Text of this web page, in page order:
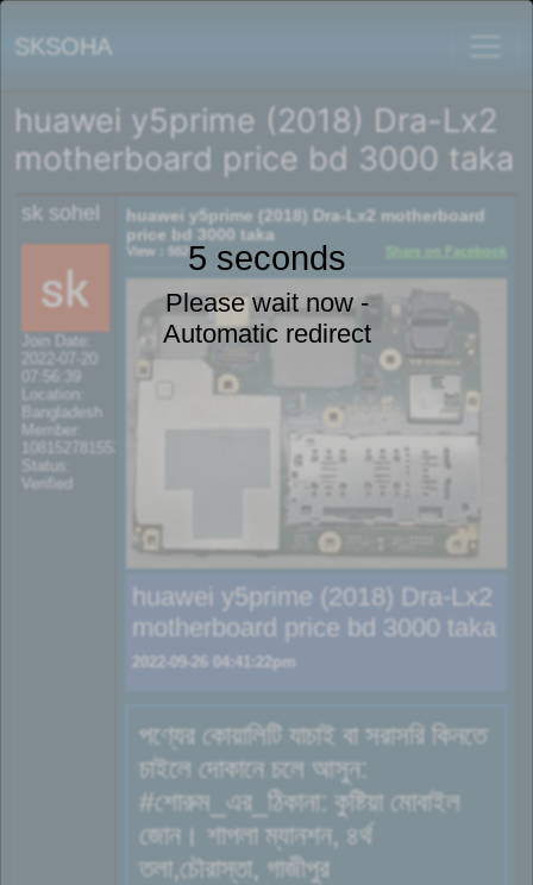
SKSOHA
huawei y5prime (2018) Dra-Lx2
motherboard price bd 3000 taka
5 seconds
Please wait now -
Automatic redirect
sk sohel
Join Date:
2022-07-20
07:56:39
Location:
Bangladesh
Member:
108152781553702003801
Status:
Verified
huawei y5prime (2018) Dra-Lx2 motherboard
price bd 3000 taka
View : 982 Share on Facebook
huawei y5prime (2018) Dra-Lx2
motherboard price bd 3000 taka
2022-09-26 04:41:22pm
পণ্যের কোয়ালিটি যাচাই বা সরাসরি কিনতে
চাইলে দোকানে চলে আসুন:
#শোরুম_এর_ঠিকানা: কুষ্টিয়া মোবাইল
জোন। শাপলা ম্যানশন, ৪র্থ
তলা,চৌরাস্তা, গাজীপুর